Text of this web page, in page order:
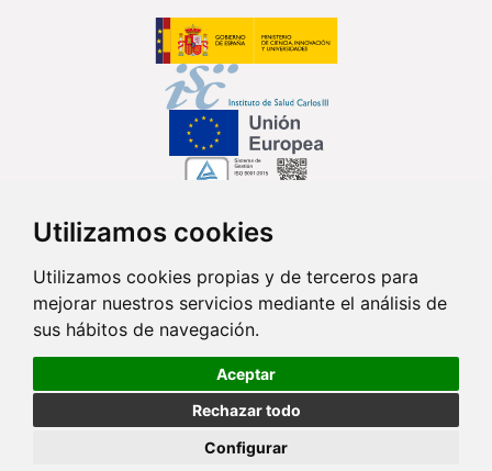
Utilizamos cookies
Utilizamos cookies propias y de terceros para
mejorar nuestros servicios mediante el análisis de
sus hábitos de navegación.
Aceptar
Rechazar todo
Configurar
Síguenos en...
Contacto
Av. Monforte de Lemos, 3-5. Pabellón 11. Planta 0 28029 Madrid
info@ciberisciii.es
Política de Privacidad
| Portal de Transparencia